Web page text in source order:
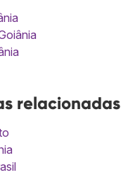
relacionadas